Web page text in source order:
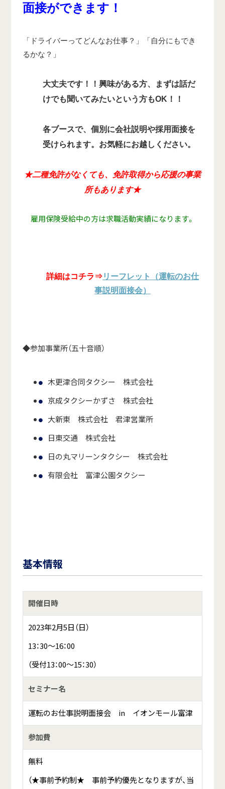
面接ができます！
「ドライバーってどんなお仕事？」「自分にもでき
るかな？」
大丈夫です！！ 興味がある方、まずは話だ
けでも聞いてみたいという方もOK！！
各ブースで、個別に会社説明や採用面接を
受けられます。お気軽にお越しください。
★二種免許がなくても、免許取得から応援の事業
所もあります★
雇用保険受給中の方は求職活動実績になります。
詳細はコチラ⇒リーフレット（運転のお仕
事説明面接会）
◆参加事業所（五十音順）
木更津合同タクシー 株式会社
京成タクシーかずさ 株式会社
大新東 株式会社 君津営業所
日東交通 株式会社
日の丸マリーンタクシー 株式会社
有限会社 富津公園タクシー
基本情報
開催日時
2023年2月5日（日）
13：30～16：00
（受付13：00～15：30）
セミナー名
運転のお仕事説明面接会 in イオンモール富津
参加費
無料
（★事前予約制★ 事前予約優先となりますが、当